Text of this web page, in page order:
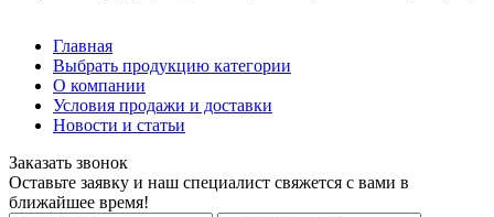
Главная
Выбрать продукцию категории
О компании
Условия продажи и доставки
Новости и статьи
Заказать звонок
Оставьте заявку и наш специалист свяжется с вами в
ближайшее время!